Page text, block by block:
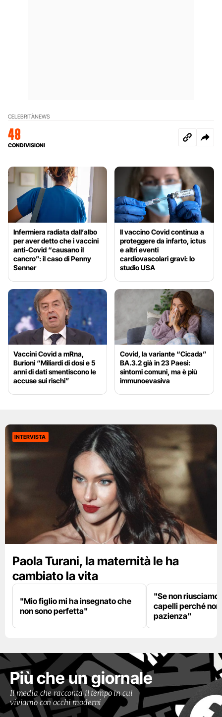
CELEBRITÀNEWS
48
CONDIVISIONI
Infermiera radiata dall’albo
per aver detto che i vaccini
anti-Covid “causano il
cancro”: il caso di Penny
Senner
Il vaccino Covid continua a
proteggere da infarto, ictus
e altri eventi
cardiovascolari gravi: lo
studio USA
Vaccini Covid a mRna,
Burioni “Miliardi di dosi e 5
anni di dati smentiscono le
accuse sui rischi”
Covid, la variante “Cicada”
BA.3.2 già in 23 Paesi:
sintomi comuni, ma è più
immunoevasiva
INTERVISTA
Paola Turani, la maternità le ha
cambiato la vita
"Mio figlio mi ha insegnato che
non sono perfetta"
"Se non riusciamo
capelli perché
pazienza"
Più che un giornale
Il media che racconta il tempo in cui
viviamo con occhi moderni